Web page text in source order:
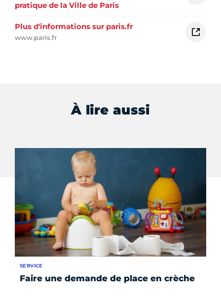
pratique de la Ville de Paris
Plus d'informations sur paris.fr
www.paris.fr
À lire aussi
Faire une demande de place en crèche
SERVICE